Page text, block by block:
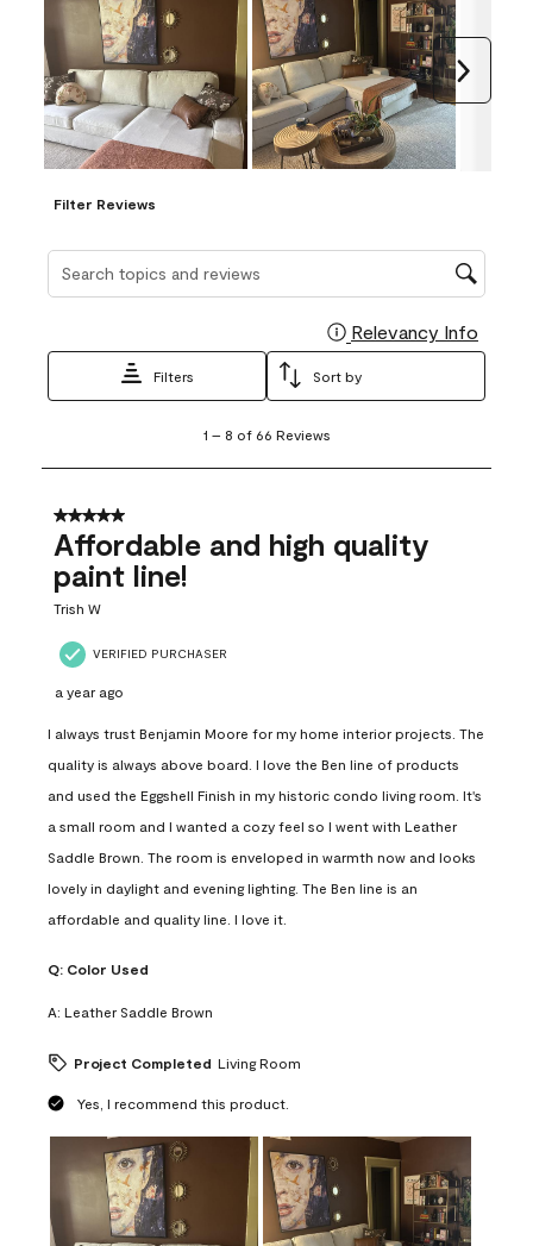
Filter Reviews
Relevancy Info
Filters Sort by
8
66
Reviews
1 – 8 of 66 Reviews
5 out of 5 stars.
Affordable and high quality
paint line!
Trish W
VERIFIED PURCHASER
a year ago
I always trust Benjamin Moore for my home interior projects. The
quality is always above board. I love the Ben line of products
and used the Eggshell Finish in my historic condo living room. It's
a small room and I wanted a cozy feel so I went with Leather
Saddle Brown. The room is enveloped in warmth now and looks
lovely in daylight and evening lighting. The Ben line is an
affordable and quality line. I love it.
Q: Color Used
A: Leather Saddle Brown
Project Completed Living Room
Yes, I recommend this product.